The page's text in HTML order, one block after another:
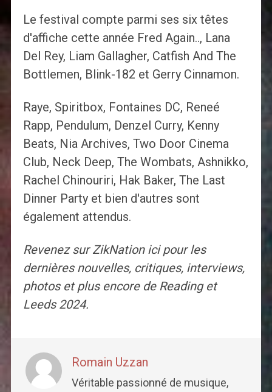
Le festival compte parmi ses six têtes
d'affiche cette année Fred Again.., Lana
Del Rey, Liam Gallagher, Catfish And The
Bottlemen, Blink-182 et Gerry Cinnamon.
Raye, Spiritbox, Fontaines DC, Reneé
Rapp, Pendulum, Denzel Curry, Kenny
Beats, Nia Archives, Two Door Cinema
Club, Neck Deep, The Wombats, Ashnikko,
Rachel Chinouriri, Hak Baker, The Last
Dinner Party et bien d'autres sont
également attendus.
Revenez sur ZikNation icipour les
dernières nouvelles, critiques, interviews,
photos et plus encore de Reading et
Leeds 2024.
Romain Uzzan
Véritable passionné de musique,